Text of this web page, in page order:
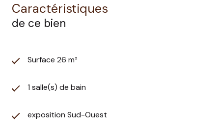
Caractéristiques
de ce bien
Surface 26 m²
1 salle(s) de bain
exposition Sud-Ouest